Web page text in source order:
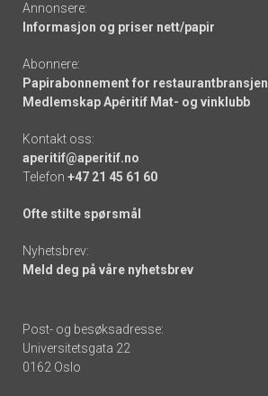
Annonsere:
Informasjon og priser nett/papir
Abonnere:
Papirabonnement for restaurantbransjen
Medlemskap Apéritif Mat- og vinklubb
Kontakt oss:
aperitif@aperitif.no
Telefon +47 21 45 61 60
Ofte stilte spørsmål
Nyhetsbrev:
Meld deg på våre nyhetsbrev
Post- og besøksadresse:
Universitetsgata 22
0162 Oslo